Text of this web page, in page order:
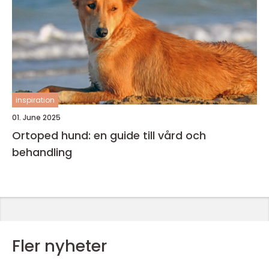
inspiration
01. June 2025
Ortoped hund: en guide till vård och
behandling
Fler nyheter